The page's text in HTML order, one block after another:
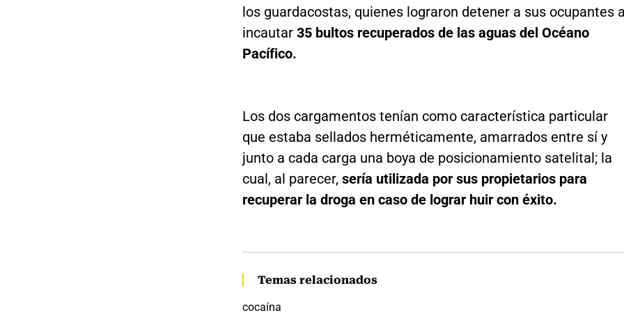
los guardacostas, quienes lograron detener a sus ocupantes
incautar 35 bultos recuperados de las aguas del Océano
Pacífico.
Los dos cargamentos tenían como característica particular
que estaba sellados herméticamente, amarrados entre sí y
junto a cada carga una boya de posicionamiento satelital; la
cual, al parecer, sería utilizada por sus propietarios para
recuperar la droga en caso de lograr huir con éxito.
Temas relacionados
cocaína